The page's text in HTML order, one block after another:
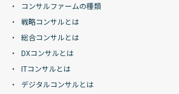
コンサルファームの種類
戦略コンサルとは
総合コンサルとは
DXコンサルとは
ITコンサルとは
デジタルコンサルとは